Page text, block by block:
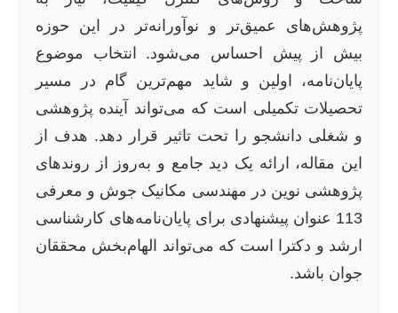
پژوهش‌های عمیق‌تر و نوآورانه‌تر در این حوزه
بیش از پیش احساس می‌شود. انتخاب موضوع
پایان‌نامه، اولین و شاید مهم‌ترین گام در مسیر
تحصیلات تکمیلی است که می‌تواند آینده پژوهشی
و شغلی دانشجو را تحت تاثیر قرار دهد. هدف از
این مقاله، ارائه یک دید جامع و به‌روز از روندهای
پژوهشی نوین در مهندسی مکانیک جوش و معرفی
113 عنوان پیشنهادی برای پایان‌نامه‌های کارشناسی
ارشد و دکترا است که می‌تواند الهام‌بخش محققان
جوان باشد.